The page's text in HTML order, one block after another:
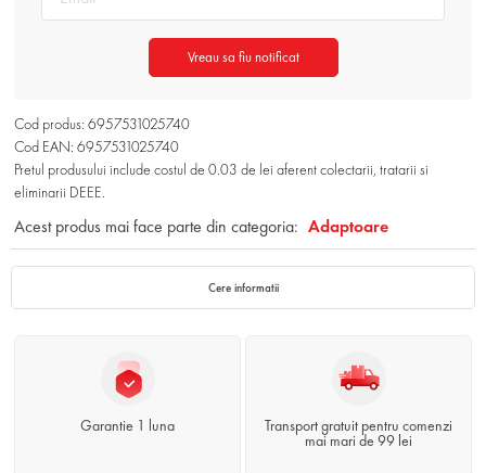
Vreau sa fiu notificat
Cod produs: 6957531025740
Cod EAN: 6957531025740
Pretul produsului include costul de 0.03 de lei aferent colectarii, tratarii si
eliminarii DEEE.
Acest produs mai face parte din categoria: Adaptoare
Cere informatii
Garantie 1 luna
Transport gratuit pentru comenzi
mai mari de 99 lei